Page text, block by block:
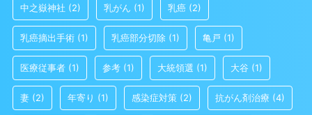
中之嶽神社 (2) 乳がん (1) 乳癌 (2)
乳癌摘出手術 (1) 乳癌部分切除 (1) 亀戸 (1)
医療従事者 (1) 参考 (1) 大統領選 (1) 大谷 (1)
妻 (2) 年寄り (1) 感染症対策 (2) 抗がん剤治療 (4)